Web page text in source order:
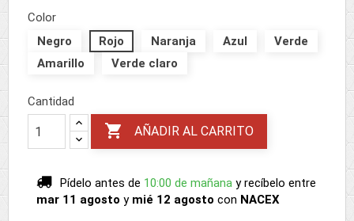
Color
Negro
Rojo Naranja Azul
Verde
Amarillo
Verde claro
Cantidad
 AÑADIR AL CARRITO
Pídelo antes de 10:00 de mañana y recíbelo entre
mar 11 agosto y mié 12 agosto con NACEX